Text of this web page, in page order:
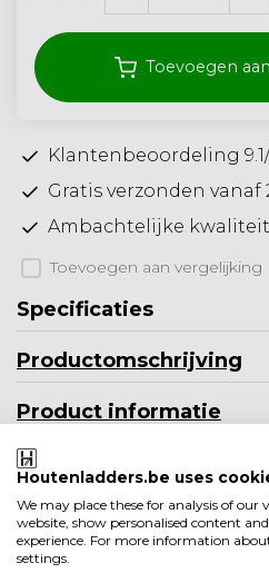
Toevoegen
Klantenbeoordeling 9.1/
Gratis verzonden vanaf
Ambachtelijke
Toevoegen aan vergelijking
Specificaties
Productomschrijving
Product informatie
Minder weergeven
Ook leuk om te
Houtenladders.be uses
We may place these for analysis of
website, show personalised content
experience. For more information
settings.